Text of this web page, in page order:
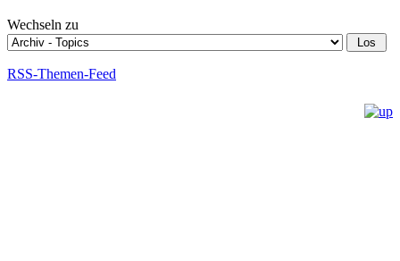
Wechseln zu
RSS-Themen-Feed